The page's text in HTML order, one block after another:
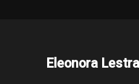
Eleonora